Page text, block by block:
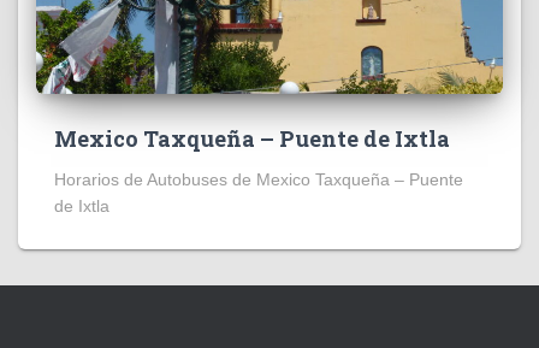
Mexico Taxqueña – Puente de Ixtla
Horarios de Autobuses de Mexico Taxqueña – Puente
de Ixtla